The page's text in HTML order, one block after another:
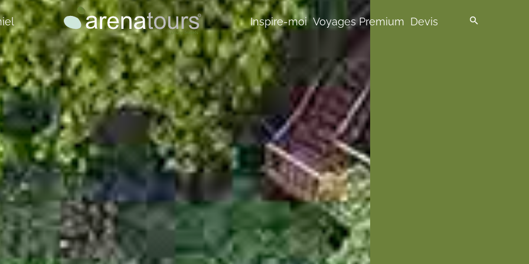
Inspire-moi Voyages Premium Devis